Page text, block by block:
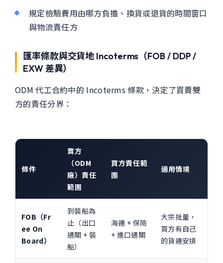
規定檢驗費用由哪方負擔、換貨或退貨的時間窗口
與物流責任方
匯率條款與交貨地 Incoterms（FOB / DDP /
EXW 差異）
ODM 代工合約中的 Incoterms 條款，決定了買賣雙
方的責任分界：
條件
賣方
（ODM
廠）責任
範圍
買方責任範
圍
適用情境
FOB （Fr
ee On
Board）
到裝船為
止（出口
通關 + 裝
船）
海運 + 保險
+ 進口通關
大宗批量，
買方有自己
的貨運安排